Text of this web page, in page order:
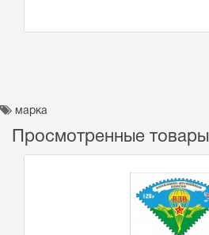
марка
Просмотренные товары